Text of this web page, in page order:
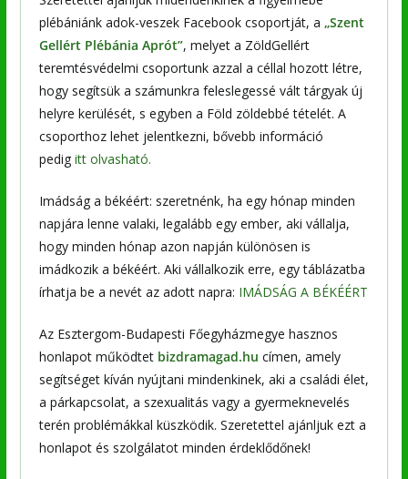
plébániánk adok-veszek Facebook csoportját, a „Szent
Gellért Plébánia Aprót”, melyet a ZöldGellért
teremtésvédelmi csoportunk azzal a céllal hozott létre,
hogy segítsük a számunkra feleslegessé vált tárgyak új
helyre kerülését, s egyben a Föld zöldebbé tételét. A
csoporthoz lehet jelentkezni, bővebb információ
pedig itt olvasható.
Imádság a békéért: szeretnénk, ha egy hónap minden
napjára lenne valaki, legalább egy ember, aki vállalja,
hogy minden hónap azon napján különösen is
imádkozik a békéért. Aki vállalkozik erre, egy táblázatba
írhatja be a nevét az adott napra: IMÁDSÁG A BÉKÉÉRT
Az Esztergom-Budapesti Főegyházmegye hasznos
honlapot működtet bizdramagad.hu címen, amely
segítséget kíván nyújtani mindenkinek, aki a családi élet,
a párkapcsolat, a szexualitás vagy a gyermeknevelés
terén problémákkal küszködik. Szeretettel ajánljuk ezt a
honlapot és szolgálatot minden érdeklődőnek!